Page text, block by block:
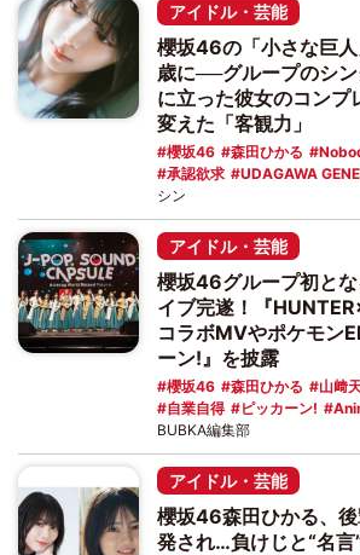
アイドル・芸能
櫻坂46の「小さな巨
歳に──グループのシ
に立った彼女のコンプ
変えた「客観力」
櫻坂46 森田ひかる
承認欲求
UDAGAWA
シン
アイドル・芸能
櫻坂46グループ初と
イブ完遂！『
コラボMVやポケモン
ーン!』を披露
櫻坂46 森田ひかる 山﨑
自業自得
ピッカーン!
BUBKA編集部
アイドル・芸能
櫻坂46森田ひかる、
発され…負けじと“名言